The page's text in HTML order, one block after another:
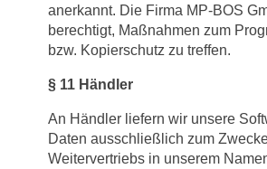
anerkannt. Die Firma MP-BOS
berechtigt, Maßnahmen zum
bzw. Kopierschutz zu treffen.
§ 11 Händler
An Händler liefern wir unsere
Daten ausschließlich zum
Weitervertriebs in unserem